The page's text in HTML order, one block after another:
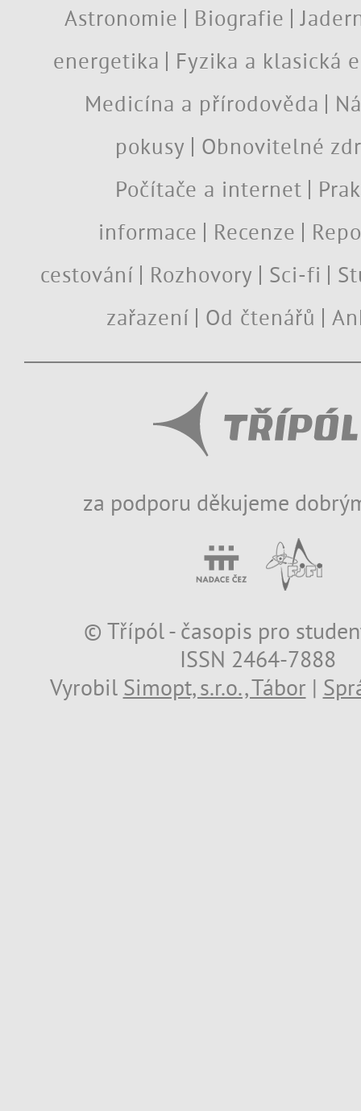
Astronomie Biografie
energetika
Fyzika a klasická
Medicína a přírodověda
pokusy
Obnovitelné
Počítače a internet
informace
Recenze
cestování
Rozhovory Sci-fi
zařazení
Od čtenářů
za podporu děkujeme
© Třípól - časopis pro
ISSN 2464-7888
Vyrobil Simopt, s.r.o., Tábor |